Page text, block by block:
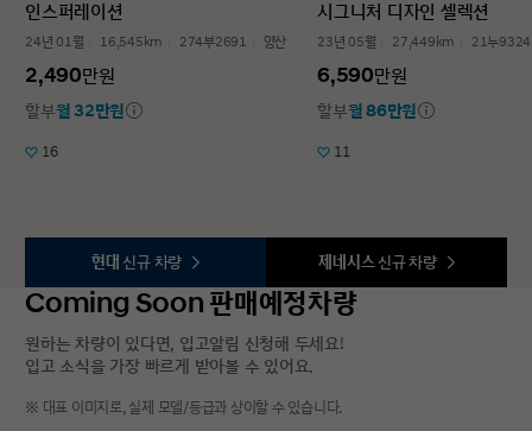
인스퍼레이션
24년 01월 16,545km 274부2691 양산
2,490만원
할부월 32만원
16
시그니처 디자인 셀렉션
23년 05월 27,449km 21누9324
6,590만원
할부월 86만원
11
현대 신규 차량 제네시스 신규 차량
Coming Soon 판매예정차량
원하는 차량이 있다면, 입고알림 신청해 두세요!
입고 소식을 가장 빠르게 받아볼 수 있어요.
※ 대표 이미지로, 실제 모델/등급과 상이할 수 있습니다.